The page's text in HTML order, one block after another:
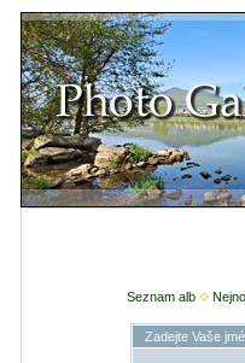
Seznam alb
Zadejte Vaše